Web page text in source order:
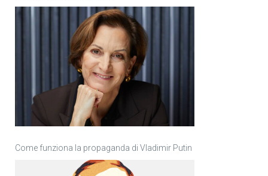
Come funziona la propaganda di Vladimir Putin